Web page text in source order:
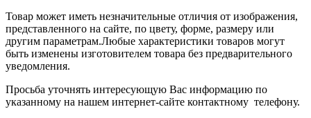
Товар может иметь незначительные отличия от изображения,
представленного на сайте, по цвету, форме, размеру или
другим параметрам.Любые характеристики товаров могут
быть изменены изготовителем товара без предварительного
уведомления.
Просьба уточнять интересующую Вас информацию по
указанному на нашем интернет-сайте контактному телефону.